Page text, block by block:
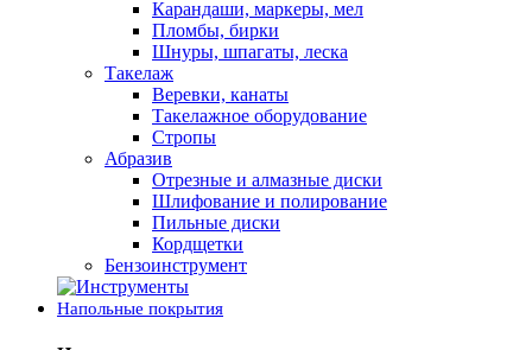
Карандаши, маркеры, мел
Пломбы, бирки
Шнуры, шпагаты, леска
Такелаж
Веревки, канаты
Такелажное оборудование
Стропы
Абразив
Отрезные и алмазные диски
Шлифование и полирование
Пильные диски
Кордщетки
Бензоинструмент
Напольные покрытия